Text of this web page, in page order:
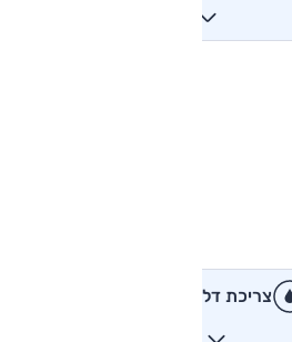
צריכת דלק